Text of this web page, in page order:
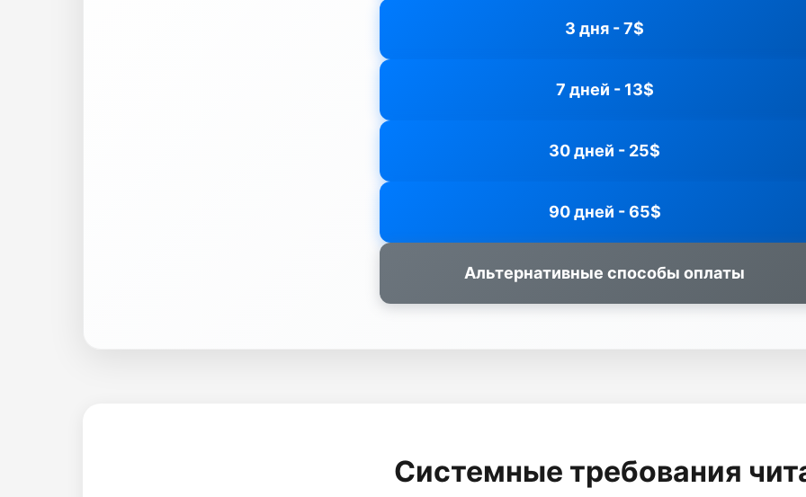
3 дня - 7$
7 дней - 13$
30 дней - 25$
90 дней - 65$
Альтернативные способы оплаты
Системные требования